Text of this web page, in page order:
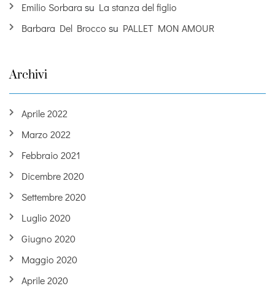
Emilio Sorbara su La stanza del figlio
Barbara Del Brocco su PALLET MON AMOUR
Archivi
Aprile 2022
Marzo 2022
Febbraio 2021
Dicembre 2020
Settembre 2020
Luglio 2020
Giugno 2020
Maggio 2020
Aprile 2020